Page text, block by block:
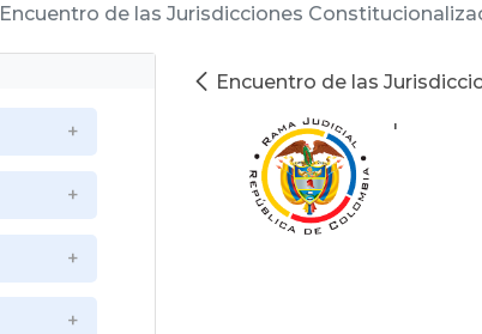
Encuentro de las Jurisdicciones
Encuentro de las
'